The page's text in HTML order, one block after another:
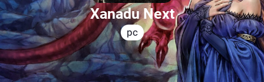
Xanadu Next
pc